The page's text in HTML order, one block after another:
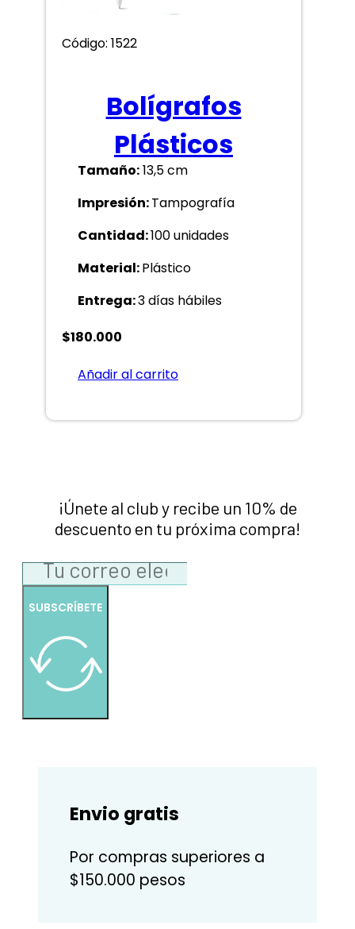
Código: 1522
Bolígrafos
Plásticos
Tamaño:13,5 cm
Impresión:Tampografía
Cantidad:100 unidades
Material:Plástico
Entrega:3 días hábiles
$180.000
Añadir al carrito
¡Únete al club y recibe un 10% de
descuento en tu próxima compra!
SUBSCRÍBETE
Envio gratis
Por compras superiores a
$150.000 pesos